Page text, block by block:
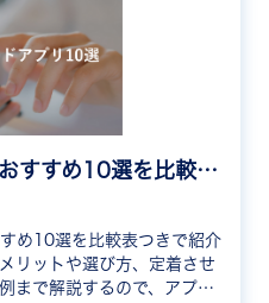
サンクスカードアプリおすすめ10選を比較！選び方や事例も解説
め10選を比較表つきで紹介
リットや選び方、定着させ
まで解説するので、アプリ